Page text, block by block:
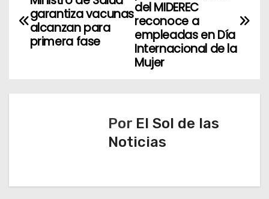
a
ó
del MIDEREC
reconoce a
empleadas en Día
Internacional de la
Mujer
garantiza vacunas
alcanzan para
primera fase
Por El Sol de las
Noticias